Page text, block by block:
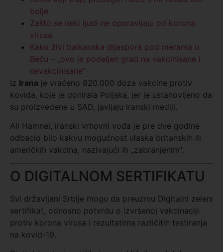
bolje
Zašto se neki ljudi ne oporavljaju od korona
virusa
Kako živi balkanska dijaspora pod merama u
Beču – „ovo je podeljen grad na vakcinisane i
nevakcinisane“
Iz Irana je vraćeno 820.000 doza vakcine protiv
kovida, koje je donirala Poljska, jer je ustanovljeno da
su proizvedene u SAD, javljaju iranski mediji.
Ali Hamnei, iranski vrhovni vođa je pre dve godine
odbacio bilo kakvu mogućnost ulaska britanskih ili
američkih vakcina, nazivajući ih „zabranjenim“.
O DIGITALNOM SERTIFIKATU
Svi državljani Srbije mogu da preuzmu Digitalni zeleni
sertifikat, odnosno potvrdu o izvršenoj vakcinaciji
protiv korona virusa i rezultatima različitih testiranja
na kovid-19.